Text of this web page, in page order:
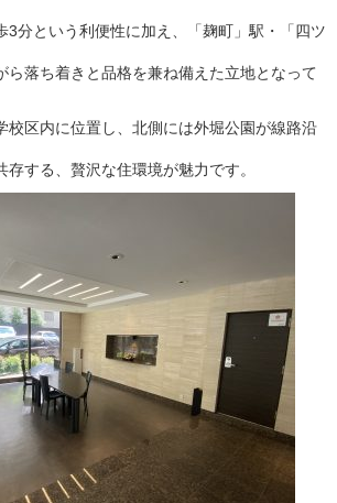
3分という利便性に加え、「麹町」駅・「四ツ
ら落ち着きと品格を兼ね備えた立地となって
校区内に位置し、北側には外堀公園が線路沿
する、贅沢な住環境が魅力です。